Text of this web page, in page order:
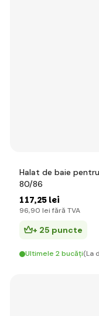
Halat de baie
80/86
117,25 lei
96,90 lei fără TVA
+ 25 puncte
Ultimele 2 bucăți(La